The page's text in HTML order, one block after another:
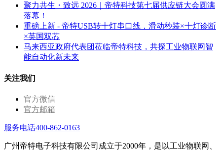
聚力共生・致远 2026｜帝特科技第七届供应链大会圆满
落幕！
重磅上新 - 帝特USB转十灯串口线，滑动秒装×十灯诊断
×英国双芯
马来西亚政府代表团莅临帝特科技，共探工业物联网智
能自动化新未来
关注我们
官方微信
官方邮箱
服务电话400-862-0163
广州帝特电子科技有限公司成立于2000年，是以工业物联网、